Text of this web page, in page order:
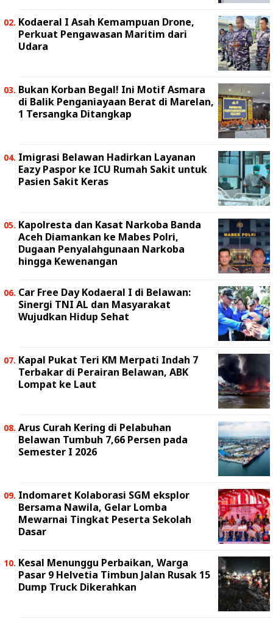
Kodaeral I Asah Kemampuan Drone,
Perkuat Pengawasan Maritim dari
Udara
Bukan Korban Begal! Ini Motif Asmara
di Balik Penganiayaan Berat di Marelan,
1 Tersangka Ditangkap
Imigrasi Belawan Hadirkan Layanan
Eazy Paspor ke ICU Rumah Sakit untuk
Pasien Sakit Keras
Kapolresta dan Kasat Narkoba Banda
Aceh Diamankan ke Mabes Polri,
Dugaan Penyalahgunaan Narkoba
hingga Kewenangan
Car Free Day Kodaeral I di Belawan:
Sinergi TNI AL dan Masyarakat
Wujudkan Hidup Sehat
Kapal Pukat Teri KM Merpati Indah 7
Terbakar di Perairan Belawan, ABK
Lompat ke Laut
Arus Curah Kering di Pelabuhan
Belawan Tumbuh 7,66 Persen pada
Semester I 2026
Indomaret Kolaborasi SGM eksplor
Bersama Nawila, Gelar Lomba
Mewarnai Tingkat Peserta Sekolah
Dasar
Kesal Menunggu Perbaikan, Warga
Pasar 9 Helvetia Timbun Jalan Rusak 15
Dump Truck Dikerahkan